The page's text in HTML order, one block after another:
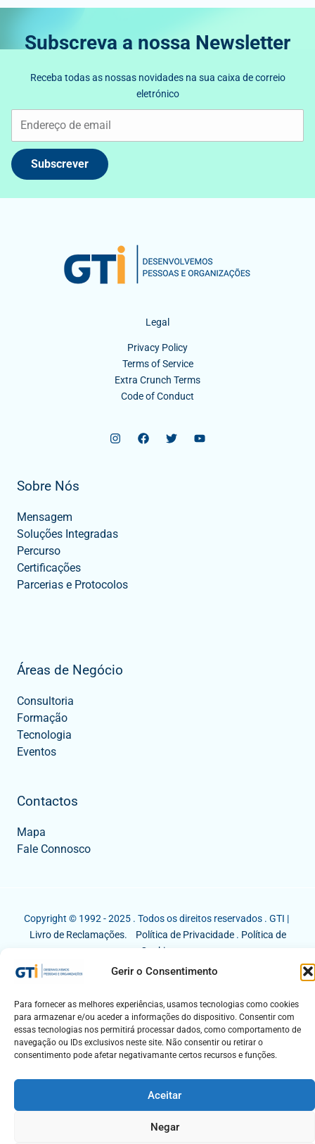
Gerir o Consentimento
Para fornecer as melhores experiências, usamos tecnologias como cookies
para armazenar e/ou aceder a informações do dispositivo. Consentir com
essas tecnologias nos permitirá processar dados, como comportamento de
navegação ou IDs exclusivos neste site. Não consentir ou retirar o
consentimento pode afetar negativamante certos recursos e funções.
Aceitar
Negar
Subscreva a nossa Newsletter
Receba todas as nossas novidades na sua caixa de correio
eletrónico
Subscrever
Legal
Privacy Policy
Terms of Service
Extra Crunch Terms
Code of Conduct
Sobre Nós
Mensagem
Soluções Integradas
Percurso
Certificações
Parcerias e Protocolos
Áreas de Negócio
Consultoria
Formação
Tecnologia
Eventos
Contactos
Mapa
Fale Connosco
Copyright © 1992 - 2025 . Todos os direitos reservados . GTI |
Livro de Reclamações.
Política de Privacidade. Política de
Cookies